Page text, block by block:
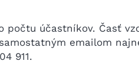
účastníkov. Časť
emailom
911.